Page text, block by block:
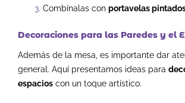
Combínalas con portavelas
Decoraciones para las Paredes y el
Además de la mesa, es importante dar
general. Aquí presentamos ideas para
espacios con un toque artístico.